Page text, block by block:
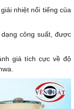
nhiệt nổi tiếng của
công suất, được
giá tích cực về độ